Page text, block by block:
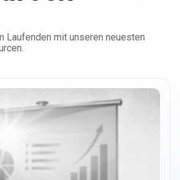
Laufenden mit unseren neuesten